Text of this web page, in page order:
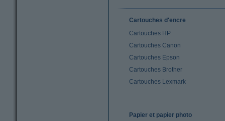
Cartouches d'encre
Cartouches HP
Cartouches Canon
Cartouches Epson
Cartouches Brother
Cartouches Lexmark
Papier et papier photo